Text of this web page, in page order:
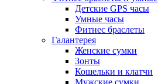
Детские GPS часы
Умные часы
Фитнес браслеты
Галантерея
Женские сумки
Зонты
Кошельки и клатчи
Мужские сумки